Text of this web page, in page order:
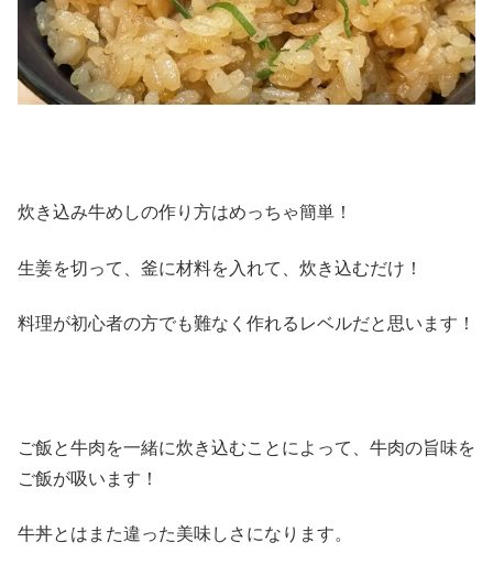
炊き込み牛めしの作り方はめっちゃ簡単！
生姜を切って、釜に材料を入れて、炊き込むだけ！
料理が初心者の方でも難なく作れるレベルだと思います！
ご飯と牛肉を一緒に炊き込むことによって、牛肉の旨味を
ご飯が吸います！
牛丼とはまた違った美味しさになります。